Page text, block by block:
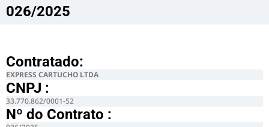
026/2025
Contratado:
EXPRESS CARTUCHO LTDA
CNPJ :
33.770.862/0001-52
Nº do Contrato :